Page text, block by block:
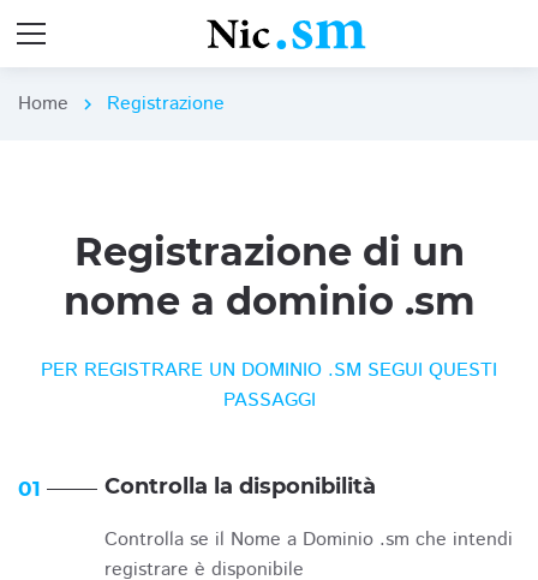
Home chevron_right Registrazione
Registrazione di un
nome a dominio .sm
PER REGISTRARE UN DOMINIO .SM SEGUI QUESTI
PASSAGGI
01 Controlla la disponibilità
Controlla se il Nome a Dominio .sm che intendi
registrare è disponibile